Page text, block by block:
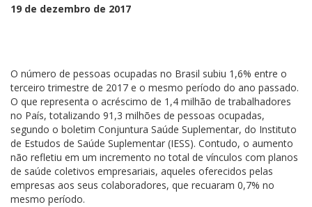
19 de dezembro de 2017
O número de pessoas ocupadas no Brasil subiu 1,6% entre o
terceiro trimestre de 2017 e o mesmo período do ano passado.
O que representa o acréscimo de 1,4 milhão de trabalhadores
no País, totalizando 91,3 milhões de pessoas ocupadas,
segundo o boletim Conjuntura Saúde Suplementar, do Instituto
de Estudos de Saúde Suplementar (IESS). Contudo, o aumento
não refletiu em um incremento no total de vínculos com planos
de saúde coletivos empresariais, aqueles oferecidos pelas
empresas aos seus colaboradores, que recuaram 0,7% no
mesmo período.